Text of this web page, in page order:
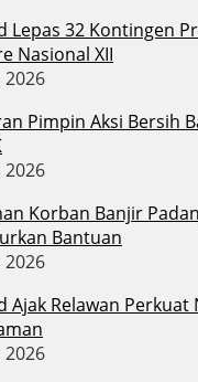
Lepas 32 Kontingen
Nasional XII
2026
Pimpin Aksi Bersih
2026
Korban Banjir
Bantuan
2026
Ajak Relawan Perkuat
2026